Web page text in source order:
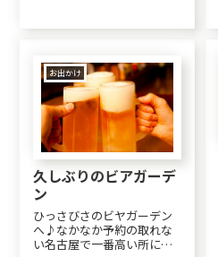
本JRも地下鉄も近くて交通
お出かけ
久しぶりのビアガーデ
ン
ひっさびさのビヤガーデン
へ♪なかなか予約の取れな
い名古屋で一番高い所にあ